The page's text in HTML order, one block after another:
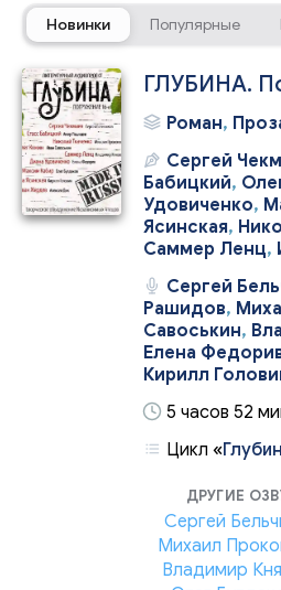
Новинки Популярные
ГЛУБИНА.
Роман,
Сергей
Бабицкий,
Удовиченко,
Ясинская,
Саммер Ленц,
Сергей
Рашидов,
Савоськин,
Елена
Кирилл
5 часов 52
Цикл «
ДРУГИЕ
Сергей
Михаил
Владимир